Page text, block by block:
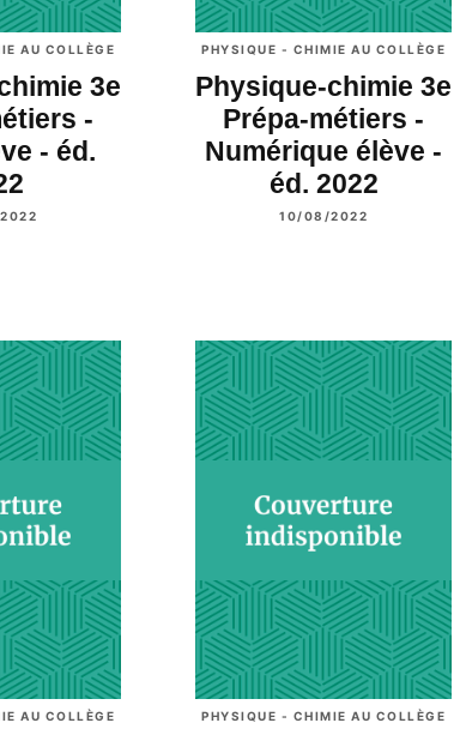
AU COLLÈGE
3e
-
- éd.
PHYSIQUE - CHIMIE AU COLLÈGE
Physique-chimie 3e
Prépa-métiers -
Numérique élève -
éd. 2022
10/08/2022
AU COLLÈGE PHYSIQUE - CHIMIE AU COLLÈGE